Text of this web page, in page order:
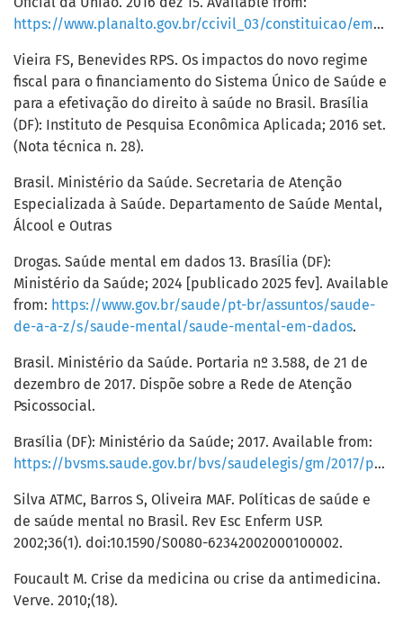
https://www.planalto.gov.br/ccivil_03/constituicao/emendas/emc/emc95.htm
Vieira FS, Benevides RPS. Os impactos do novo regime
fiscal para o financiamento do Sistema Único de Saúde e
para a efetivação do direito à saúde no Brasil. Brasília
(DF): Instituto de Pesquisa Econômica Aplicada; 2016 set.
(Nota técnica n. 28).
Brasil. Ministério da Saúde. Secretaria de Atenção
Especializada à Saúde. Departamento de Saúde Mental,
Álcool e Outras
Drogas. Saúde mental em dados 13. Brasília (DF):
Ministério da Saúde; 2024 [publicado 2025 fev]. Available
from: https://www.gov.br/saude/pt-br/assuntos/saude-
de-a-a-z/s/saude-mental/saude-mental-em-dados.
Brasil. Ministério da Saúde. Portaria nº 3.588, de 21 de
dezembro de 2017. Dispõe sobre a Rede de Atenção
Psicossocial.
Brasília (DF): Ministério da Saúde; 2017. Available from:
https://bvsms.saude.gov.br/bvs/saudelegis/gm/2017/prt3588_22_12_2017.html
Silva ATMC, Barros S, Oliveira MAF. Políticas de saúde e
de saúde mental no Brasil. Rev Esc Enferm USP.
2002;36(1). doi:10.1590/S0080-62342002000100002.
Foucault M. Crise da medicina ou crise da antimedicina.
Verve. 2010;(18).